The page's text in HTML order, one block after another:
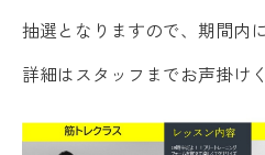
抽選となりますので、期間内
詳細はスタッフまでお声掛け